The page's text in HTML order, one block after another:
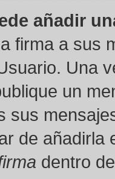
añadir
firma a sus
Una
un
sus
de
dentro